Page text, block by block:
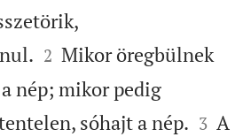


2 Mikor öregbülnek
nép; mikor pedig
sóhajt a nép. 

3 A